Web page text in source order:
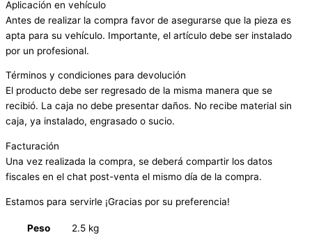
Aplicación en vehículo
Antes de realizar la compra favor de asegurarse que la pieza es
apta para su vehículo. Importante, el artículo debe ser instalado
por un profesional.
Términos y condiciones para devolución
El producto debe ser regresado de la misma manera que se
recibió. La caja no debe presentar daños. No recibe material sin
caja, ya instalado, engrasado o sucio.
Facturación
Una vez realizada la compra, se deberá compartir los datos
fiscales en el chat post-venta el mismo día de la compra.
Estamos para servirle ¡Gracias por su preferencia!
Peso
2.5 kg